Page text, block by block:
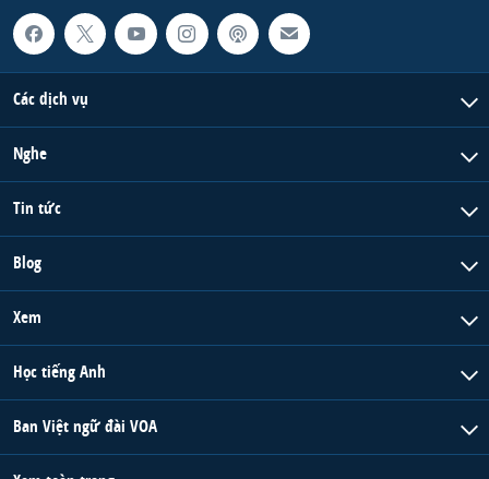
Các dịch vụ
Nghe
Tin tức
Blog
Xem
Học tiếng Anh
Ban Việt ngữ đài VOA